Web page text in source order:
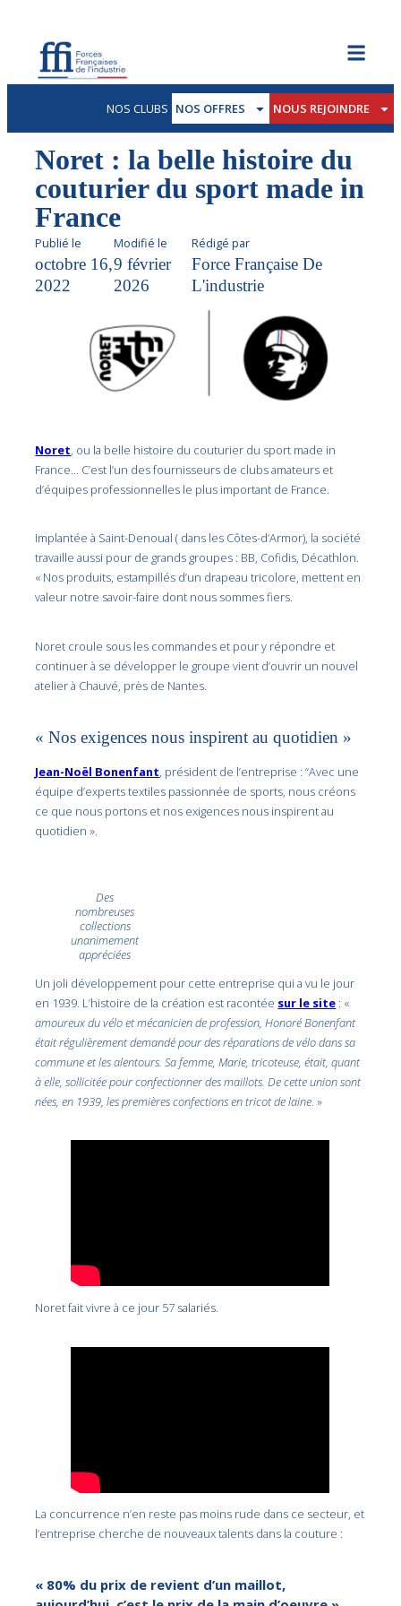
NOS CLUBS NOS OFFRES NOUS REJOINDRE
Noret : la belle histoire du
couturier du sport made in
France
Publié le
octobre 16,
2022
Modifié le
9 février
2026
Rédigé par
Force Française De
L'industrie
Noret, ou la belle histoire du couturier du sport made in
France… C’est l’un des fournisseurs de clubs amateurs et
d’équipes professionnelles le plus important de France.
Implantée à Saint-Denoual ( dans les Côtes-d’Armor), la société
travaille aussi pour de grands groupes : BB, Cofidis, Décathlon.
« Nos produits, estampillés d’un drapeau tricolore, mettent en
valeur notre savoir-faire dont nous sommes fiers.
Noret croule sous les commandes et pour y répondre et
continuer à se développer le groupe vient d’ouvrir un nouvel
atelier à Chauvé, près de Nantes.
« Nos exigences nous inspirent au quotidien »
Jean-Noël Bonenfant, président de l’entreprise : “Avec une
équipe d’experts textiles passionnée de sports, nous créons
ce que nous portons et nos exigences nous inspirent au
quotidien ».
Des
nombreuses
collections
unanimement
appréciées
Un joli développement pour cette entreprise qui a vu le jour
en 1939. L’histoire de la création est racontée sur le site : «
amoureux du vélo et mécanicien de profession, Honoré Bonenfant
était régulièrement demandé pour des réparations de vélo dans sa
commune et les alentours. Sa femme, Marie, tricoteuse, était, quant
à elle, sollicitée pour confectionner des maillots. De cette union sont
nées, en 1939, les premières confections en tricot de laine. »
Noret fait vivre à ce jour 57 salariés.
La concurrence n’en reste pas moins rude dans ce secteur, et
l’entreprise cherche de nouveaux talents dans la couture :
« 80% du prix de revient d’un maillot,